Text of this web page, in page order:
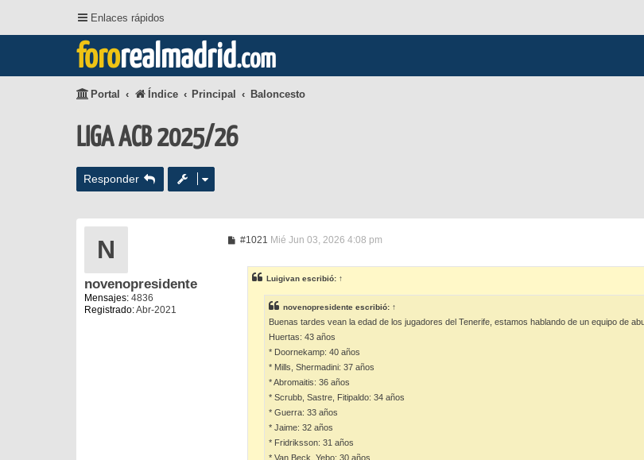
Enlaces rápidos
fororealmadrid.com
Portal Índice Principal Baloncesto
LIGA ACB 2025/26
Responder
N
novenopresidente
Mensajes: 4836
Registrado:Abr-2021
#1021 M
a
j
e
Mié Jun 03, 2026 4:08 pm
Luigivan escribió: ↑
novenopresidente escribió: ↑
Buenas tardes vean la edad de los jugadores del Tenerife, estamos hablando de un equipo de
Huertas: 43 años
* Doornekamp: 40 años
* Mills, Shermadini: 37 años
* Abromaitis: 36 años
* Scrubb, Sastre, Fitipaldo: 34 años
* Guerra: 33 años
* Jaime: 32 años
* Fridriksson: 31 años
* Van Beck, Yebo: 30 años